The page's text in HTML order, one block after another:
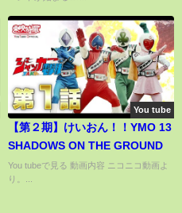
ー【うまむすめ】
You tube
【第２期】けいおん！！YMO 13
SHADOWS ON THE GROUND
You tubeで見る 動画内容 ニコニコ動画よ
り。...